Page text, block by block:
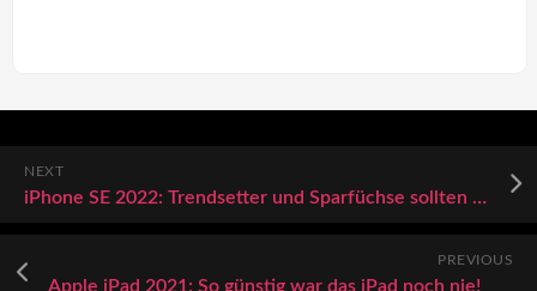
NEXT
iPhone SE 2022: Trendsetter und Sparfüchse sollten jetzt aufhorchen
PREVIOUS
Apple iPad 2021: So günstig war das iPad noch nie!